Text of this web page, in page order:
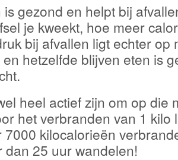
is gezond en helpt bij
je kweekt, hoe meer
bij afvallen ligt echter op
hetzelfde blijven eten is
heel actief zijn om op die
het verbranden van 1 kilo
7000 kilocalorieën
dan 25 uur wandelen!